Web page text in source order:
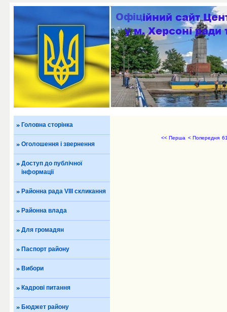
Головна сторінка
Оголошення і звернення
Доступ до публічної
інформації
Районна рада VIII скликання
Районна влада
Для громадян
Паспорт району
Вибори
Кадрові питання
Бюджет району
<< Перша < Попередня